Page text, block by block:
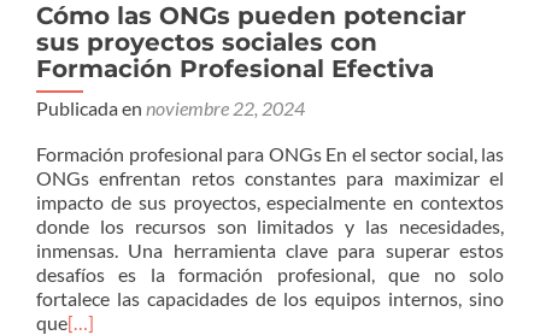
Cómo las ONGs pueden potenciar
sus proyectos sociales con
Formación Profesional Efectiva
Publicada en noviembre 22, 2024
Formación profesional para ONGs En el sector social, las
ONGs enfrentan retos constantes para maximizar el
impacto de sus proyectos, especialmente en contextos
donde los recursos son limitados y las necesidades,
inmensas. Una herramienta clave para superar estos
desafíos es la formación profesional, que no solo
fortalece las capacidades de los equipos internos, sino
que[…]